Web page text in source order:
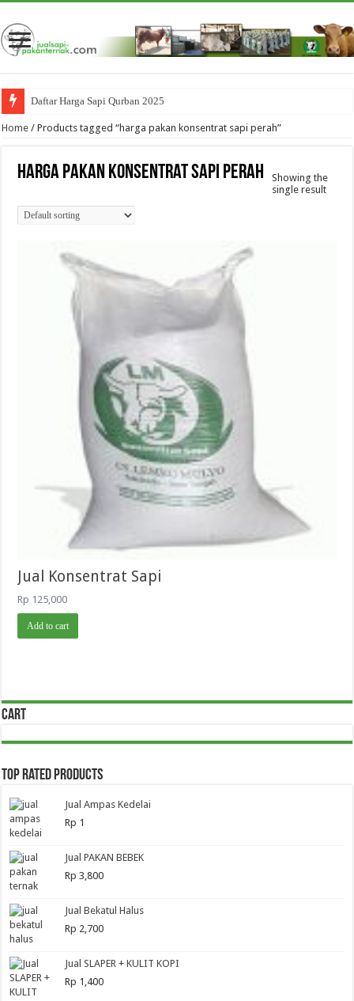
Daftar Harga Sapi Qurban 2025
Home / Products tagged “harga pakan konsentrat sapi perah”
harga pakan konsentrat sapi perah
Showing the
single result
Jual Konsentrat Sapi
Rp 125,000
Add to cart
Cart
Top Rated Products
Jual Ampas Kedelai
Rp 1
Jual PAKAN BEBEK
Rp 3,800
Jual Bekatul Halus
Rp 2,700
Jual SLAPER + KULIT KOPI
Rp 1,400